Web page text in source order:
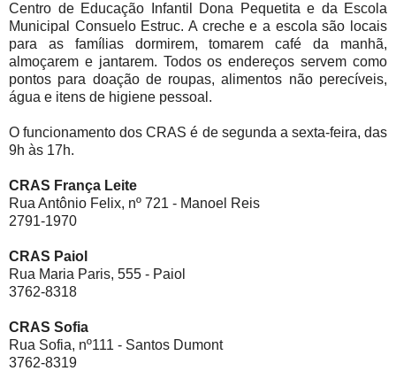
Centro de Educação Infantil Dona Pequetita e da Escola
Municipal Consuelo Estruc. A creche e a escola são locais
para as famílias dormirem, tomarem café da manhã,
almoçarem e jantarem. Todos os endereços servem como
pontos para doação de roupas, alimentos não perecíveis,
água e itens de higiene pessoal.
O funcionamento dos CRAS é de segunda a sexta-feira, das
9h às 17h.
CRAS França Leite
Rua Antônio Felix, nº 721 - Manoel Reis
2791-1970
CRAS Paiol
Rua Maria Paris, 555 - Paiol
3762-8318
CRAS Sofia
Rua Sofia, nº111 - Santos Dumont
3762-8319